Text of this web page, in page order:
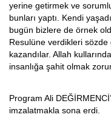
yerine getirmek ve
bunları yaptı. Kendi
bugün bizlere de örnek
Resulüne verdikleri sözde
kazandılar. Allah
insanlığa şahit olmak
Program Ali
imzalatmakla sona erdi.